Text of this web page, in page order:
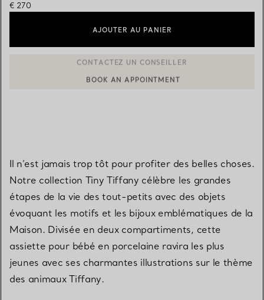
€ 270
AJOUTER AU PANIER
CONTACTER UN CONSEILLER CLIENT OU PRENDRE RENDEZ-
Il n’est jamais trop tôt pour profiter des belles choses.
Notre collection Tiny Tiffany célèbre les grandes
étapes de la vie des tout-petits avec des objets
évoquant les motifs et les bijoux emblématiques de la
Maison. Divisée en deux compartiments, cette
assiette pour bébé en porcelaine ravira les plus
jeunes avec ses charmantes illustrations sur le thème
des animaux Tiffany.